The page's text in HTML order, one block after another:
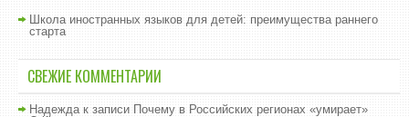
Школа иностранных языков для детей: преимущества раннего
старта
СВЕЖИЕ КОММЕНТАРИИ
Надеждак записи Почему в Российских регионах «умирает»